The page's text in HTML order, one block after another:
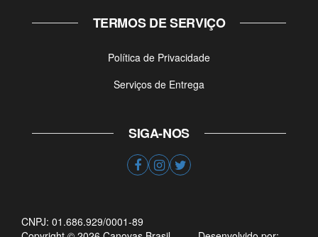
TERMOS DE SERVIÇO
Política de Privacidade
Serviços de Entrega
SIGA-NOS
CNPJ: 01.686.929/0001-89